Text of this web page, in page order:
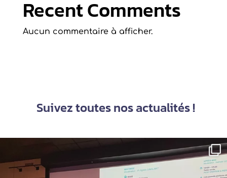
Recent Comments
Aucun commentaire à afficher.
Suivez toutes nos actualités !